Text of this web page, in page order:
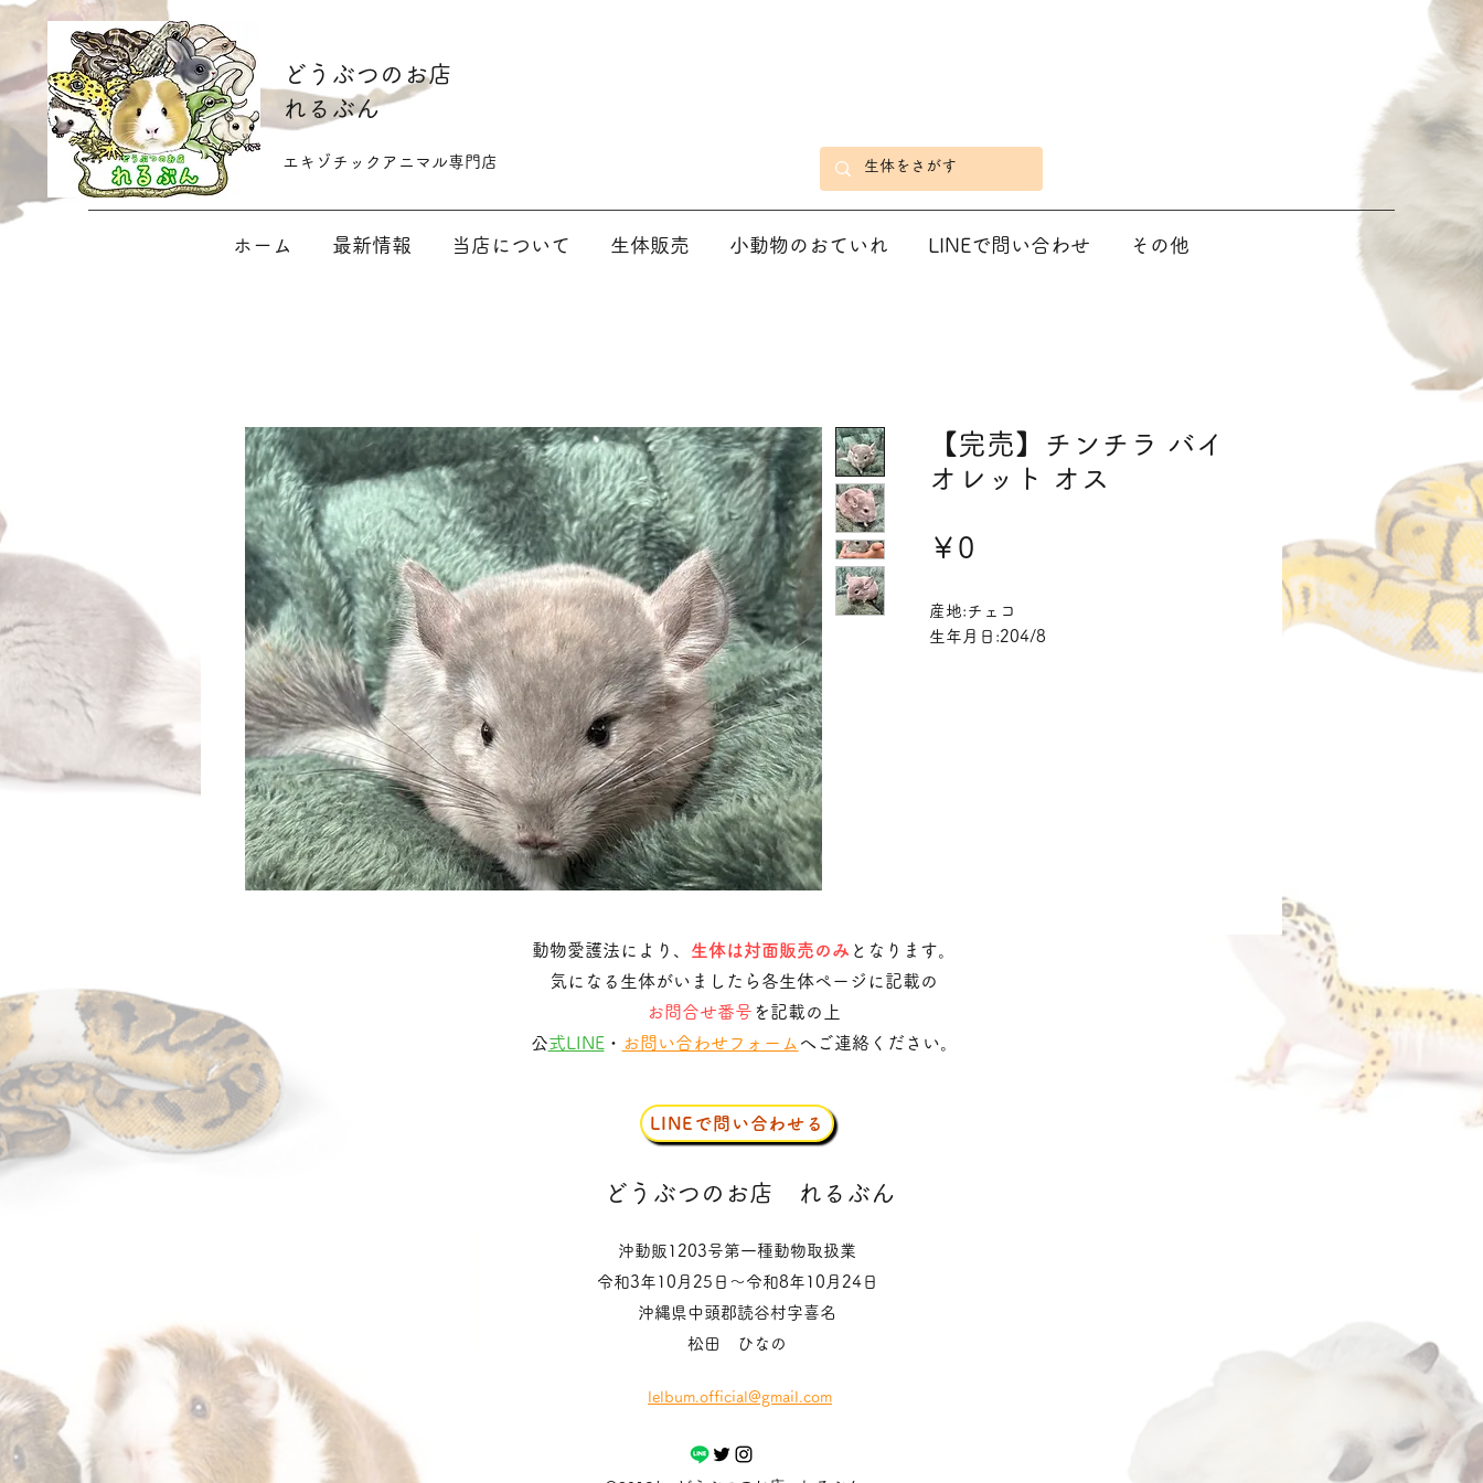
​どうぶつのお店
れるぶん
​​エキゾチックアニマル専門店
ホーム 最新情報 当店について 生体販売 小動物のおていれ LINEで問い合わせ その他
【完売】チンチラ バイ
オレット オス
￥0
格
産地:チェコ
生年月日:204/8
動物愛護法により、 生体は対面販売のみ となります。
気になる生体がいましたら各生体ページに記載の
お問合せ番号 を記載の上
​公式LINE・ お問い合わせフォーム へご連絡ください。
LINEで問い合わせる
​どうぶつのお店 れるぶん
沖動販1203号第一種動物取扱業
令和3年10月25日〜令和8年10月24日
沖縄県中頭郡読谷村字喜名
松田 ひなの
lelbum.official@gmail.com